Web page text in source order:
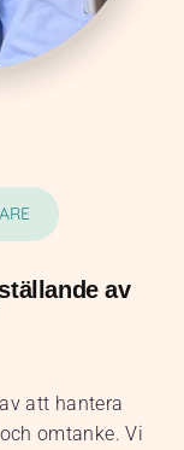
av
att hantera
omtanke. Vi